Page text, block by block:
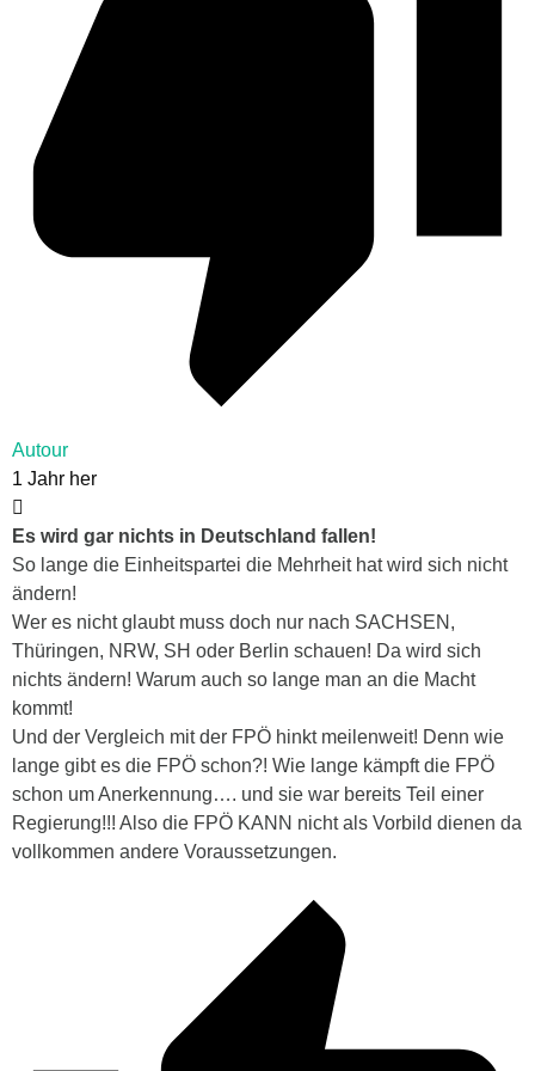
Autour
1 Jahr her
Es wird gar nichts in Deutschland fallen!
So lange die Einheitspartei die Mehrheit hat wird sich nicht
ändern!
Wer es nicht glaubt muss doch nur nach SACHSEN,
Thüringen, NRW, SH oder Berlin schauen! Da wird sich
nichts ändern! Warum auch so lange man an die Macht
kommt!
Und der Vergleich mit der FPÖ hinkt meilenweit! Denn wie
lange gibt es die FPÖ schon?! Wie lange kämpft die FPÖ
schon um Anerkennung…. und sie war bereits Teil einer
Regierung!!! Also die FPÖ KANN nicht als Vorbild dienen da
vollkommen andere Voraussetzungen.